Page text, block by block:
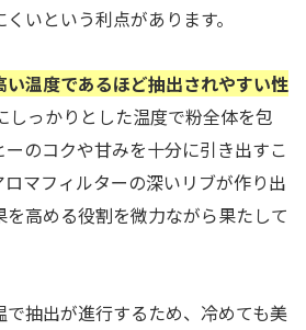
いという利点があります。
い温度であるほど抽出されやすい性
しっかりとした温度で粉全体を包
のコクや甘みを十分に引き出すこ
マフィルターの深いリブが作り出
高める役割を微力ながら果たして
抽出が進行するため、冷めても美